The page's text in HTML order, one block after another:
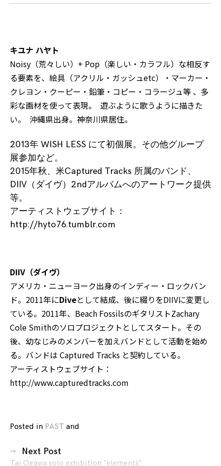
キユナ ハヤト
Noisy（荒々しい）+ Pop（楽しい・カラフル）な相反す
る要素を、絵具（アクリル・ガッシュetc）・マーカー・
クレヨン・クーピー・鉛筆・コピー・コラージュ等 、多
彩な画材を使って表現。 遊ぶように歌うように描きた
い。 沖縄県出身。神奈川県居住。
2013年 WISH LESS にて初個展。その他グループ
展参加など。
2015年秋、米Captured Tracks 所属のバンド、
DIIV（ダイヴ）2ndアルバムへのアートワーク提供
等。
アーティストウェブサイト：
http://hyto76.tumblr.com
DIIV（ダイヴ）
アメリカ・ニューヨーク出身のインディー・ロックバン
ド。2011年にDiveとして結成、後に綴りをDIIVに変更し
ている。2011年、Beach FossilsのギタリストZachary
Cole Smithのソロプロジェクトとしてスタート。その
後、幼なじみのメンバーを加えバンドとして活動を始め
る。バンドは Captured Tracks と契約している。
アーティストウェブサイト：
http://www.capturedtracks.com
Posted in PAST and
DIIV,
投 Next Post
Tai Ogawa solo exhibition “elements”